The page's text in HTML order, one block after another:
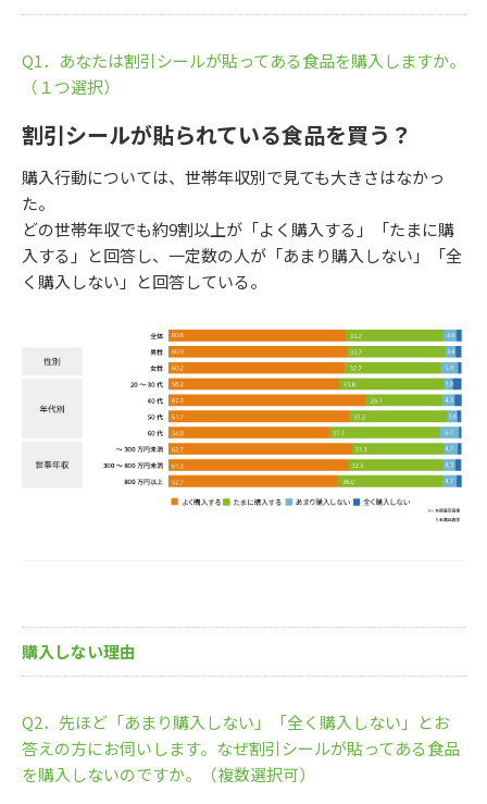
Q1．あなたは割引シールが貼ってある食品を購入しますか。
（１つ選択）
割引シールが貼られている食品を買う？
購入行動については、世帯年収別で見ても大きさはなかっ
た。
どの世帯年収でも約9割以上が「よく購入する」「たまに購
入する」と回答し、一定数の人が「あまり購入しない」「全
く購入しない」と回答している。
購入しない理由
Q2．先ほど「あまり購入しない」「全く購入しない」とお
答えの方にお伺いします。なぜ割引シールが貼ってある食品
を購入しないのですか。（複数選択可）